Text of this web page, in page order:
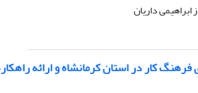
ابراهیمی داریان
کار در استان کرمانشاه و ارائه